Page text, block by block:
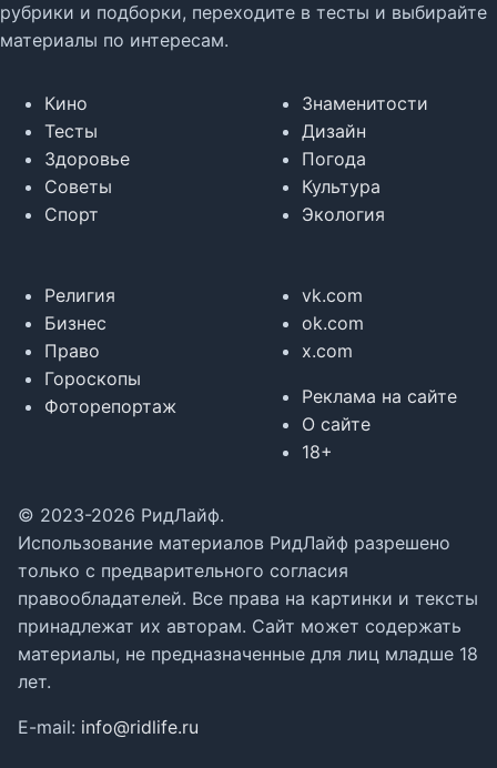
рубрики и подборки, переходите в тесты и выбирайте
материалы по интересам.
Кино
Тесты
Здоровье
Советы
Спорт
Знаменитости
Дизайн
Погода
Культура
Экология
Религия
Бизнес
Право
Гороскопы
Фоторепортаж
vk.com
ok.com
x.com
Реклама на сайте
О сайте
18+
© 2023-2026 РидЛайф.
Использование материалов РидЛайф разрешено
только с предварительного согласия
правообладателей. Все права на картинки и тексты
принадлежат их авторам. Сайт может содержать
материалы, не предназначенные для лиц младше 18
лет.
E-mail: info@ridlife.ru